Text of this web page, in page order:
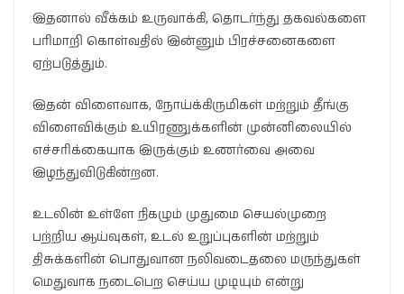
இதனால் வீக்கம் உருவாக்கி, தொடர்ந்து தகவல்களை
பரிமாறி கொள்வதில் இன்னும் பிரச்சனைகளை
ஏற்படுத்தும்.
இதன் விளைவாக, நோய்க்கிருமிகள் மற்றும் தீங்கு
விளைவிக்கும் உயிரணுக்களின் முன்னிலையில்
எச்சரிக்கையாக இருக்கும் உணர்வை அவை
இழந்துவிடுகின்றன.
உடலின் உள்ளே நிகழும் முதுமை செயல்முறை
பற்றிய ஆய்வுகள், உடல் உறுப்புகளின் மற்றும்
திசுக்களின் பொதுவான நலிவடைதலை மருந்துகள்
மெதுவாக நடைபெற செய்ய முடியும் என்று